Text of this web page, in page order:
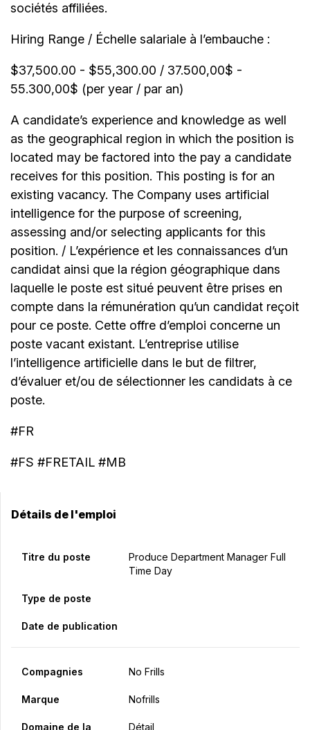
sociétés affiliées.
Hiring Range / Échelle salariale à l’embauche :
$37,500.00 - $55,300.00 / 37.500,00$ -
55.300,00$ (per year / par an)
A candidate’s experience and knowledge as well
as the geographical region in which the position is
located may be factored into the pay a candidate
receives for this position. This posting is for an
existing vacancy. The Company uses artificial
intelligence for the purpose of screening,
assessing and/or selecting applicants for this
position. / L’expérience et les connaissances d’un
candidat ainsi que la région géographique dans
laquelle le poste est situé peuvent être prises en
compte dans la rémunération qu’un candidat reçoit
pour ce poste. Cette offre d’emploi concerne un
poste vacant existant. L’entreprise utilise
l’intelligence artificielle dans le but de filtrer,
d’évaluer et/ou de sélectionner les candidats à ce
poste.
#FR
#FS #FRETAIL #MB
Détails de l'emploi
Titre du poste
Produce Department Manager Full
Time Day
Type de poste
Date de publication
Compagnies No Frills
Marque Nofrills
Domaine de la
Détail